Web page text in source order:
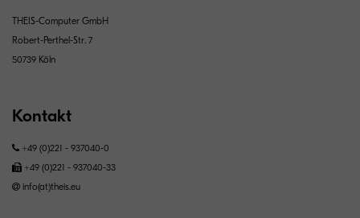
THEIS-Computer GmbH
Robert-Perthel-Str. 7
50739 Köln
Kontakt
+49 (0)221 - 937040-0
+49 (0)221 - 937040-33
info(at)theis.eu